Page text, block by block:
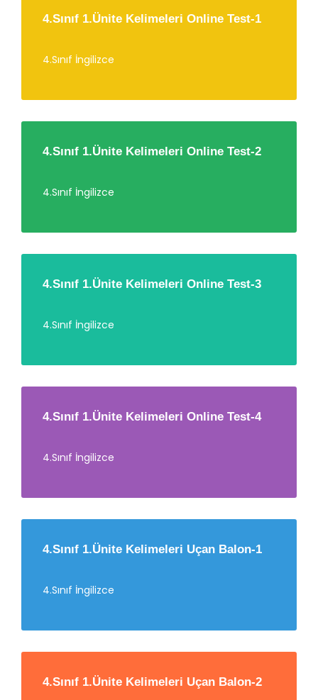
4.Sınıf 1.Ünite Kelimeleri Online Test-1
4.Sınıf İngilizce
4.Sınıf 1.Ünite Kelimeleri Online Test-2
4.Sınıf İngilizce
4.Sınıf 1.Ünite Kelimeleri Online Test-3
4.Sınıf İngilizce
4.Sınıf 1.Ünite Kelimeleri Online Test-4
4.Sınıf İngilizce
4.Sınıf 1.Ünite Kelimeleri Uçan Balon-1
4.Sınıf İngilizce
4.Sınıf 1.Ünite Kelimeleri Uçan Balon-2